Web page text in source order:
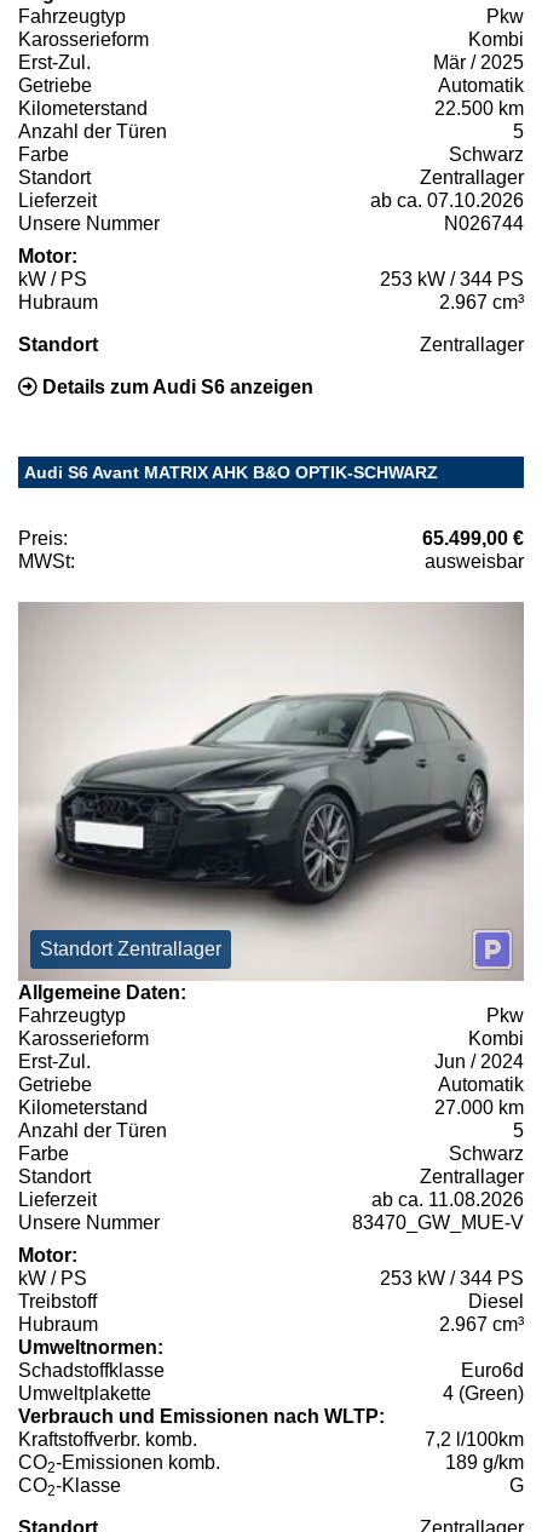
Fahrzeugtyp
Pkw
Karosserieform
Kombi
Erst-Zul.
Mär / 2025
Getriebe
Automatik
Kilometerstand
22.500 km
Anzahl der Türen
5
Farbe
Schwarz
Standort
Zentrallager
Lieferzeit
ab ca. 07.10.2026
Unsere Nummer
N026744
Motor:
kW / PS
253 kW / 344 PS
Hubraum
2.967 cm³
Standort Zentrallager
Details zum Audi S6 anzeigen
Audi S6 Avant MATRIX AHK B&O OPTIK-SCHWARZ
Preis:
65.499,00 €
MWSt:
ausweisbar
Standort Zentrallager
Allgemeine Daten:
Fahrzeugtyp
Pkw
Karosserieform
Kombi
Erst-Zul.
Jun / 2024
Getriebe
Automatik
Kilometerstand
27.000 km
Anzahl der Türen
5
Farbe
Schwarz
Standort
Zentrallager
Lieferzeit
ab ca. 11.08.2026
Unsere Nummer
83470_GW_MUE-V
Motor:
kW / PS
253 kW / 344 PS
Treibstoff
Diesel
Hubraum
2.967 cm³
Umweltnormen:
Schadstoffklasse
Euro6d
Umweltplakette
4 (Green)
Verbrauch und Emissionen nach WLTP:
Kraftstoffverbr. komb.
7,2 l/100km
CO2-Emissionen komb.
189 g/km
CO2-Klasse G